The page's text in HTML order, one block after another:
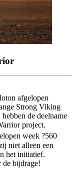
afgelopen
Strong Viking
de deelname
project.
week ?560
niet alleen een
het initiatief.
de bijdrage!